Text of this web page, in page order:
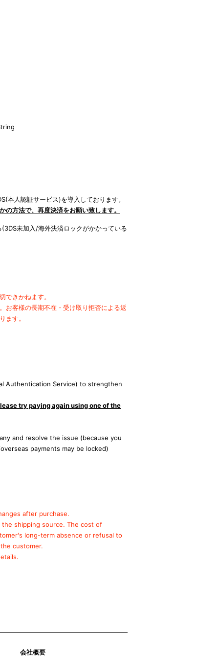
本人認証サービス)を導入しております。
の方法で、再度決済をお願い致します。
未加入/海外決済ロックがかかっている
できかねます。
お客様の長期不在・受け取り拒否による返
ます。
Authentication Service) to strengthen
try paying again using one of the
and resolve the issue (because you
payments may be locked)
after purchase.
shipping source. The cost of
long-term absence or refusal to
customer.
会社概要